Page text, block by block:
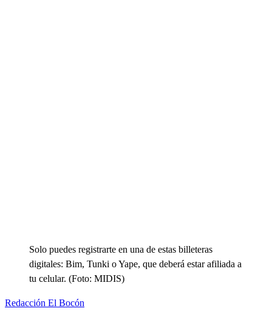
Solo puedes registrarte en una de estas billeteras
digitales: Bim, Tunki o Yape, que deberá estar afiliada a
tu celular. (Foto: MIDIS)
Redacción El Bocón